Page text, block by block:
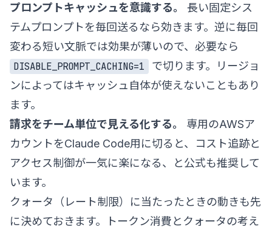
プロンプトキャッシュを意識する。
長い固定シス
テムプロンプトを毎回送るなら効きます。逆に毎回
変わる短い文脈では効果が薄いので、必要なら
DISABLE_PROMPT_CACHING=1
で切ります。リージョ
ンによってはキャッシュ自体が使えないこともあり
ます。
請求をチーム単位で見える化する。
専用のAWSア
カウントをClaude Code用に切ると、コスト追跡と
アクセス制御が一気に楽になる、と公式も推奨して
います。
クォータ（レート制限）に当たったときの動きも先
に決めておきます。トークン消費とクォータの考え